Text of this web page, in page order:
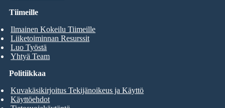
Tiimeille
Ilmainen Kokeilu Tiimeille
Liiketoiminnan Resurssit
Luo Työstä
Yhtyä Team
Politiikkaa
Kuvakäsikirjoitus Tekijänoikeus ja Käyttö
Käyttöehdot